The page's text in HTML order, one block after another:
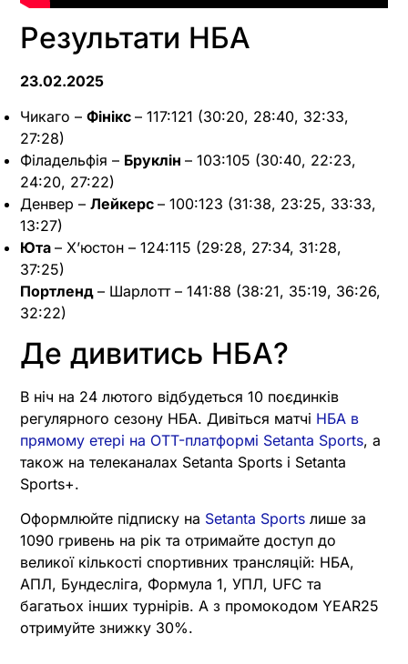
Результати НБА
23.02.2025
Чикаго – Фінікс – 117:121 (30:20, 28:40, 32:33,
27:28)
Філадельфія – Бруклін – 103:105 (30:40, 22:23,
24:20, 27:22)
Денвер – Лейкерс – 100:123 (31:38, 23:25, 33:33,
13:27)
Юта – Х’юстон – 124:115 (29:28, 27:34, 31:28,
37:25)
Портленд – Шарлотт – 141:88 (38:21, 35:19, 36:26,
32:22)
Де дивитись НБА?
В ніч на 24 лютого відбудеться 10 поєдинків
регулярного сезону НБА. Дивіться матчі НБА в
прямому етері на OTT-платформі Setanta Sports, а
також на телеканалах Setanta Sports і Setanta
Sports+.
Оформлюйте підписку на Setanta Sports лише за
1090 гривень на рік та отримайте доступ до
великої кількості спортивних трансляцій: НБА,
АПЛ, Бундесліга, Формула 1, УПЛ, UFC та
багатьох інших турнірів. А з промокодом YEAR25
отримуйте знижку 30%.